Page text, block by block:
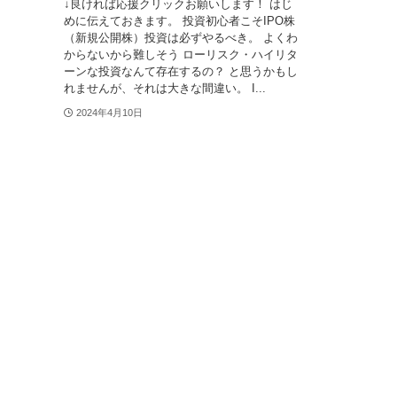
↓良ければ応援クリックお願いします！ はじ
めに伝えておきます。 投資初心者こそIPO株
（新規公開株）投資は必ずやるべき。 よくわ
からないから難しそう ローリスク・ハイリタ
ーンな投資なんて存在するの？ と思うかもし
れませんが、それは大きな間違い。 I...
2024年4月10日